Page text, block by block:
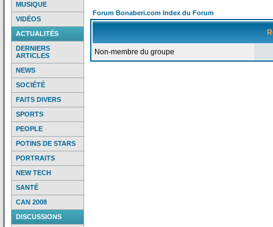
MUSIQUE
VIDÉOS
ACTUALITÉS
DERNIERS
ARTICLES
NEWS
SOCIÉTÉ
FAITS DIVERS
SPORTS
PEOPLE
POTINS DE STARS
PORTRAITS
NEW TECH
SANTÉ
CAN 2008
DISCUSSIONS
Forum Bonaberi.com Index du Forum
Non-membre du groupe